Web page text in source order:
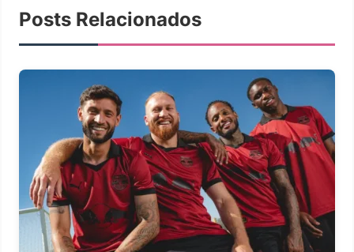
Posts Relacionados